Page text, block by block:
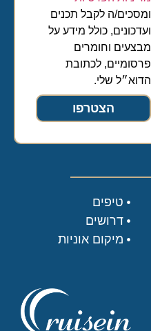
ה לקבל תכנים
כולל מידע על
וחומרים
לכתובת
שלי.
הצטרפו
טיפים
דרושים
מיקום אוניות